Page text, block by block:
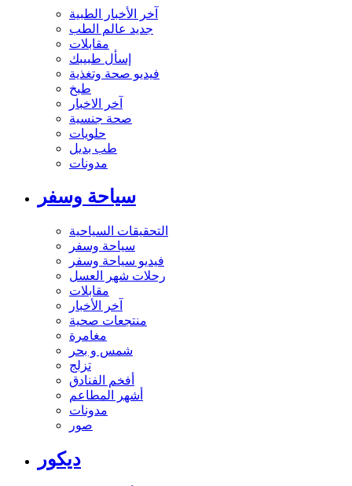
آخر الأخبار الطبية
جديد عالم الطب
مقابلات
إسأل طبيبك
فيديو صحة وتغذية
طبخ
آخر الاخبار
صحة جنسية
حلويات
طب بديل
مدونات
سياحة وسفر
التحقيقات السياحية
سياحة وسفر
فيديو سياحة وسفر
رحلات شهر العسل
مقابلات
آخر الأخبار
منتجعات صحية
مغامرة
شمس و بحر
تزلج
أفخم الفنادق
أشهر المطاعم
مدونات
صور
ديكور